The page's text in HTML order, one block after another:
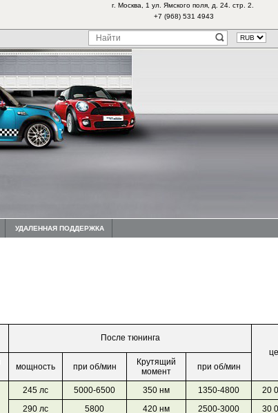
г. Москва, 1 ул. Ямского поля, д. 24. стр. 2.
+7 (968) 531 4943
УДАЛЕННАЯ ПОДДЕРЖКА
После тюнинга
мощность при об/мин
Крутящий
момент
при об/мин
245 лс 5000-6500 350 нм 1350-4800
20
290 лс 5800 420 нм 2500-3000
30